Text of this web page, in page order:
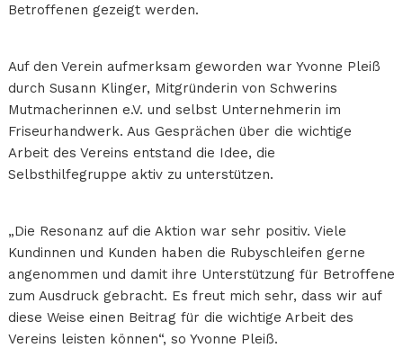
Betroffenen gezeigt werden.
Auf den Verein aufmerksam geworden war Yvonne Pleiß
durch Susann Klinger, Mitgründerin von Schwerins
Mutmacherinnen e.V. und selbst Unternehmerin im
Friseurhandwerk. Aus Gesprächen über die wichtige
Arbeit des Vereins entstand die Idee, die
Selbsthilfegruppe aktiv zu unterstützen.
„Die Resonanz auf die Aktion war sehr positiv. Viele
Kundinnen und Kunden haben die Rubyschleifen gerne
angenommen und damit ihre Unterstützung für Betroffene
zum Ausdruck gebracht. Es freut mich sehr, dass wir auf
diese Weise einen Beitrag für die wichtige Arbeit des
Vereins leisten können“, so Yvonne Pleiß.